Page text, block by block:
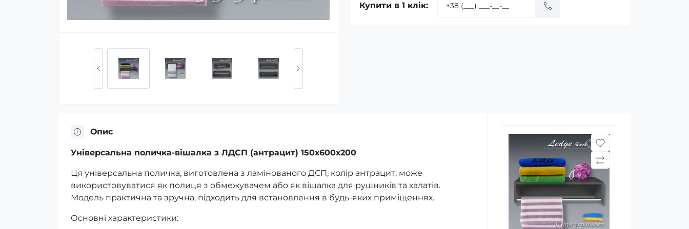
Купити в 1 клік:
Опис
Універсальна поличка-вішалка з ЛДСП (антрацит) 150х600х200
Ця універсальна поличка, виготовлена ​​з ламінованого ДСП, колір антрацит, може
використовуватися як полиця з обмежувачем або як вішалка для рушників та халатів.
Модель практична та зручна, підходить для встановлення в будь-яких приміщеннях.
Основні характеристики: